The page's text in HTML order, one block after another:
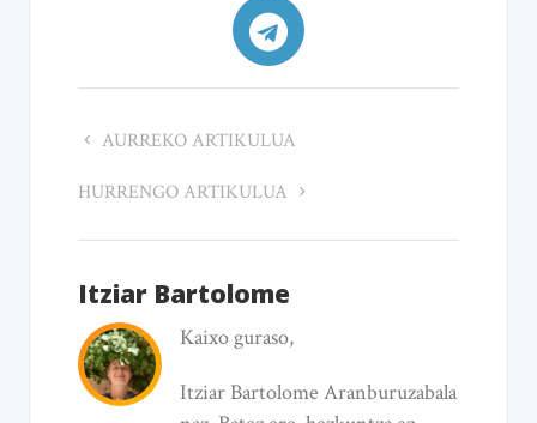
AURREKO ARTIKULUA
HURRENGO ARTIKULUA
Itziar Bartolome
Kaixo guraso,
Itziar Bartolome Aranburuzabala